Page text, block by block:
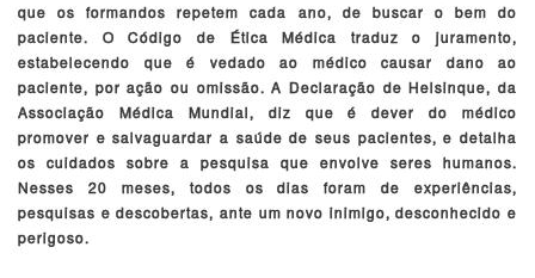
que os formandos repetem cada ano, de buscar o bem do
paciente. O Código de Ética Médica traduz o juramento,
estabelecendo que é vedado ao médico causar dano ao
paciente, por ação ou omissão. A Declaração de Helsinque, da
Associação Médica Mundial, diz que é dever do médico
promover e salvaguardar a saúde de seus pacientes, e detalha
os cuidados sobre a pesquisa que envolve seres humanos.
Nesses 20 meses, todos os dias foram de experiências,
pesquisas e descobertas, ante um novo inimigo, desconhecido e
perigoso.